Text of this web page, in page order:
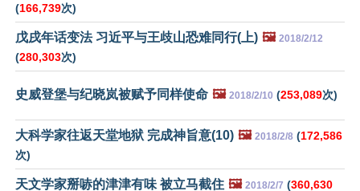
(166,739次)
戊戌年话变法 习近平与王歧山恐难同行(上) 🖼️ 2018/2/12
(280,303次)
史威登堡与纪晓岚被赋予同样使命 🖼️ 2018/2/10 (253,089次)
大科学家往返天堂地狱 完成神旨意(10) 🖼️ 2018/2/8 (172,586
次)
天文学家掰哧的津津有味 被立马截住 🖼️ 2018/2/7 (360,630